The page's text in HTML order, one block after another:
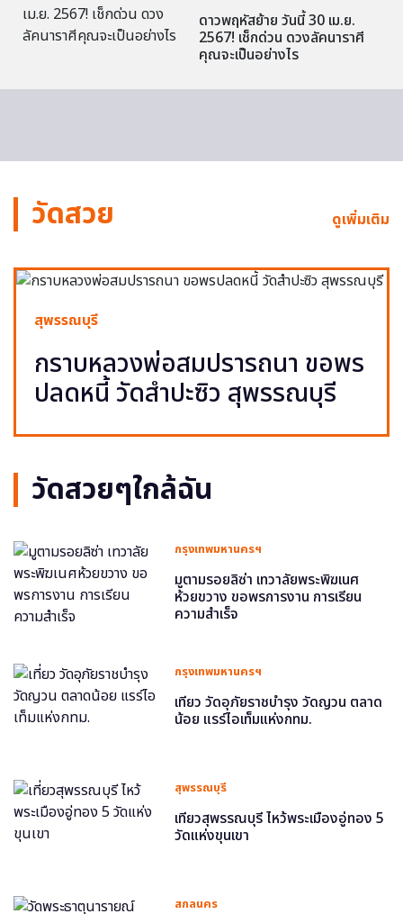
ดาวพฤหัสย้าย วันนี้ 30 เม.ย.
2567! เช็กด่วน ดวงลัคนาราศี
คุณจะเป็นอย่างไร
วัดสวย ดูเพิ่มเติม
สุพรรณบุรี
กราบหลวงพ่อสมปรารถนา ขอพร
ปลดหนี้ วัดสำปะซิว สุพรรณบุรี
วัดสวยๆใกล้ฉัน
กรุงเทพมหานครฯ
มูตามรอยลิซ่า เทวาลัยพระพิฆเนศ
ห้วยขวาง ขอพรการงาน การเรียน
ความสำเร็จ
กรุงเทพมหานครฯ
เที่ยว วัดอุภัยราชบำรุง วัดญวน ตลาด
น้อย แรร์ไอเท็มแห่งกทม.
สุพรรณบุรี
เที่ยวสุพรรณบุรี ไหว้พระเมืองอู่ทอง 5
วัดแห่งขุนเขา
สกลนคร